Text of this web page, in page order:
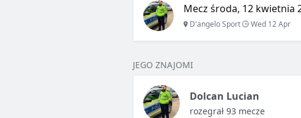
Mecz środa, 12 kwietnia
D'angelo Sport Wed 12 Apr
JEGO ZNAJOMI
Dolcan Lucian
rozegrał 93 mecze